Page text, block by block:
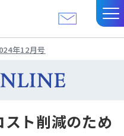
年12月号
スト削減のため